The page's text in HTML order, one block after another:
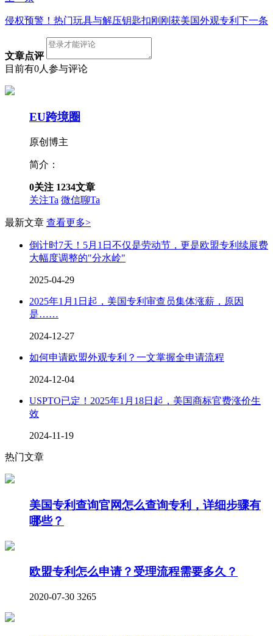
侵权预警！热门玩具与解压钥匙扣刚刚获美国外观专利 下一条
文章点评
目前有0人参与评论
EU跨境圈
原创博主
简介：
0关注 1234文章
关注Ta 微信聊Ta
最新文章 查看更多>
倒计时7天！5月1日不仅是劳动节，更是欧盟专利续展费
大幅度调整的"分水岭"
2025-04-29
2025年1月1日起，美国专利审查员集体涨薪，原因
是……
2024-12-27
如何申请欧盟外观专利？一文掌握全申请流程
2024-12-04
USPTO已定！2025年1月18日起，美国商标官费涨价生
效
2024-11-19
热门文章
美国专利查询官网怎么查询专利，详细步骤有
哪些？
欧盟专利怎么申请？受理流程需要多久？
2020-07-30 3265